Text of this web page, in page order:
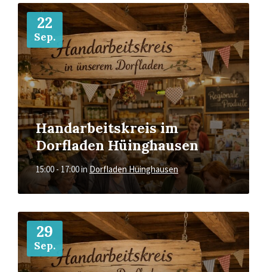
22
Sep.
Handarbeitskreis im
Dorfladen Hüinghausen
15:00 - 17:00in Dorfladen Hüinghausen
Mehr
29
Sep.
Mehr